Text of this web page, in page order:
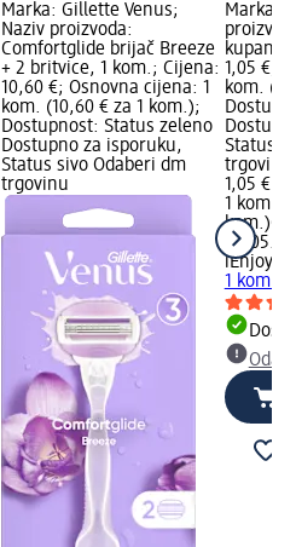
Marka: Gillette Venus;
Naziv proizvoda:
Comfortglide brijač Breeze
+ 2 britvice, 1 kom.; Cijena:
10,60 €; Osnovna cijena: 1
kom. (10,60 € za 1 kom.);
Dostupnost: Status zeleno
Dostupno za isporuku,
Status sivo Odaberi dm
trgovinu
Marka:
1,05 €;
kom.
Status
trgovinu
1,05 €
1 kom.
kom.)
iEnjoy
1 kom.